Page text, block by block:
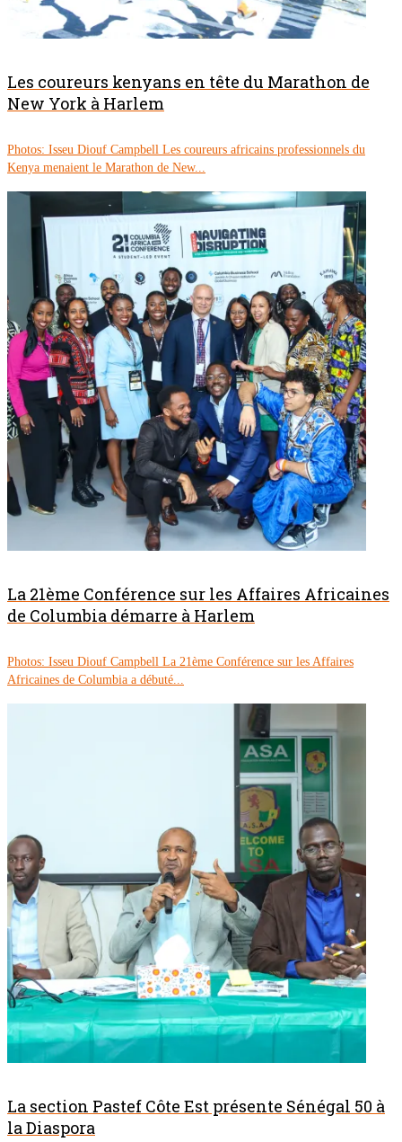
Les coureurs kenyans en tête du Marathon de
New York à Harlem
Photos: Isseu Diouf Campbell Les coureurs africains professionnels du
Kenya menaient le Marathon de New...
La 21ème Conférence sur les Affaires Africaines
de Columbia démarre à Harlem
Photos: Isseu Diouf Campbell La 21ème Conférence sur les Affaires
Africaines de Columbia a débuté...
La section Pastef Côte Est présente Sénégal 50 à
la Diaspora